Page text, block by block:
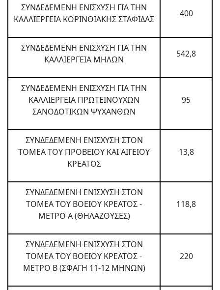
ΣΥΝΔΕΔΕΜΕΝΗ ΕΝΙΣΧΥΣΗ ΓΙΑ ΤΗΝ
ΚΑΛΛΙΕΡΓΕΙΑ ΚΟΡΙΝΘΙΑΚΗΣ ΣΤΑΦΙΔΑΣ
400
ΣΥΝΔΕΔΕΜΕΝΗ ΕΝΙΣΧΥΣΗ ΓΙΑ ΤΗΝ
ΚΑΛΛΙΕΡΓΕΙΑ ΜΗΛΩΝ
542,8
ΣΥΝΔΕΔΕΜΕΝΗ ΕΝΙΣΧΥΣΗ ΓΙΑ ΤΗΝ
ΚΑΛΛΙΕΡΓΕΙΑ ΠΡΩΤΕΙΝΟΥΧΩΝ
ΣΑΝΟΔΟΤΙΚΩΝ ΨΥΧΑΝΘΩΝ
95
ΣΥΝΔΕΔΕΜΕΝΗ ΕΝΙΣΧΥΣΗ ΣΤΟΝ
ΤΟΜΕΑ ΤΟΥ ΠΡΟΒΕΙΟΥ ΚΑΙ ΑΙΓΕΙΟΥ
ΚΡΕΑΤΟΣ
13,8
ΣΥΝΔΕΔΕΜΕΝΗ ΕΝΙΣΧΥΣΗ ΣΤΟΝ
ΤΟΜΕΑ ΤΟΥ ΒΟΕΙΟΥ ΚΡΕΑΤΟΣ -
ΜΕΤΡΟ Α (ΘΗΛΑΖΟΥΣΕΣ)
118,8
ΣΥΝΔΕΔΕΜΕΝΗ ΕΝΙΣΧΥΣΗ ΣΤΟΝ
ΤΟΜΕΑ ΤΟΥ ΒΟΕΙΟΥ ΚΡΕΑΤΟΣ -
ΜΕΤΡΟ Β (ΣΦΑΓΗ 11-12 ΜΗΝΩΝ)
220